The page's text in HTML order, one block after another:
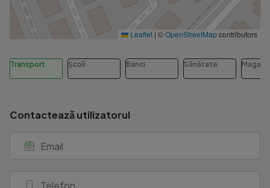
Leaflet | ©OpenStreetMapcontributors
Transport Școli Banci Sănătate
Contactează utilizatorul